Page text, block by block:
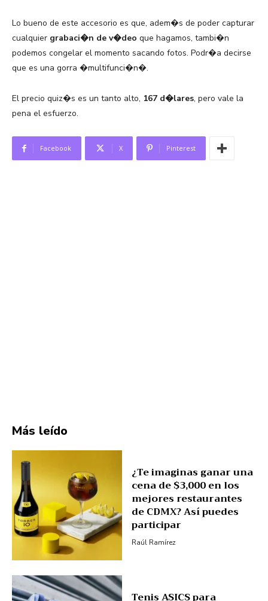
Lo bueno de este accesorio es que, adem�s de poder capturar
cualquier grabaci�n de v�deo que hagamos, tambi�n
podemos congelar el momento sacando fotos. Podr�a decirse
que es una gorra �multifunci�n�.
El precio quiz�s es un tanto alto, 167 d�lares, pero vale la
pena el esfuerzo.
Facebook X Pinterest
Más leído
¿Te imaginas ganar una
cena de $3,000 en los
mejores restaurantes
de CDMX? Así puedes
participar
Raúl Ramírez
Tenis ASICS para